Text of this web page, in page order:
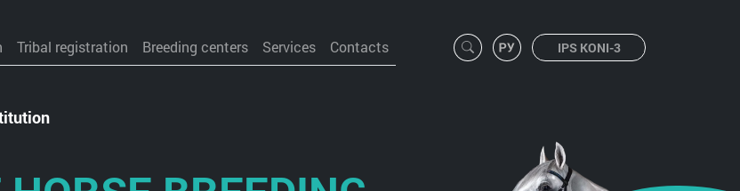
Tribal registration Breeding centers Services Contacts IPS KONI-3